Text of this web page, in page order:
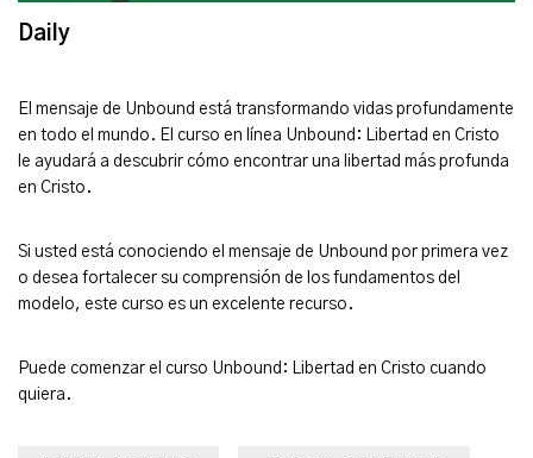
Daily
El mensaje de Unbound está transformando vidas profundamente
en todo el mundo. El curso en línea Unbound: Libertad en Cristo
le ayudará a descubrir cómo encontrar una libertad más profunda
en Cristo.
Si usted está conociendo el mensaje de Unbound por primera vez
o desea fortalecer su comprensión de los fundamentos del
modelo, este curso es un excelente recurso.
Puede comenzar el curso Unbound: Libertad en Cristo cuando
quiera.